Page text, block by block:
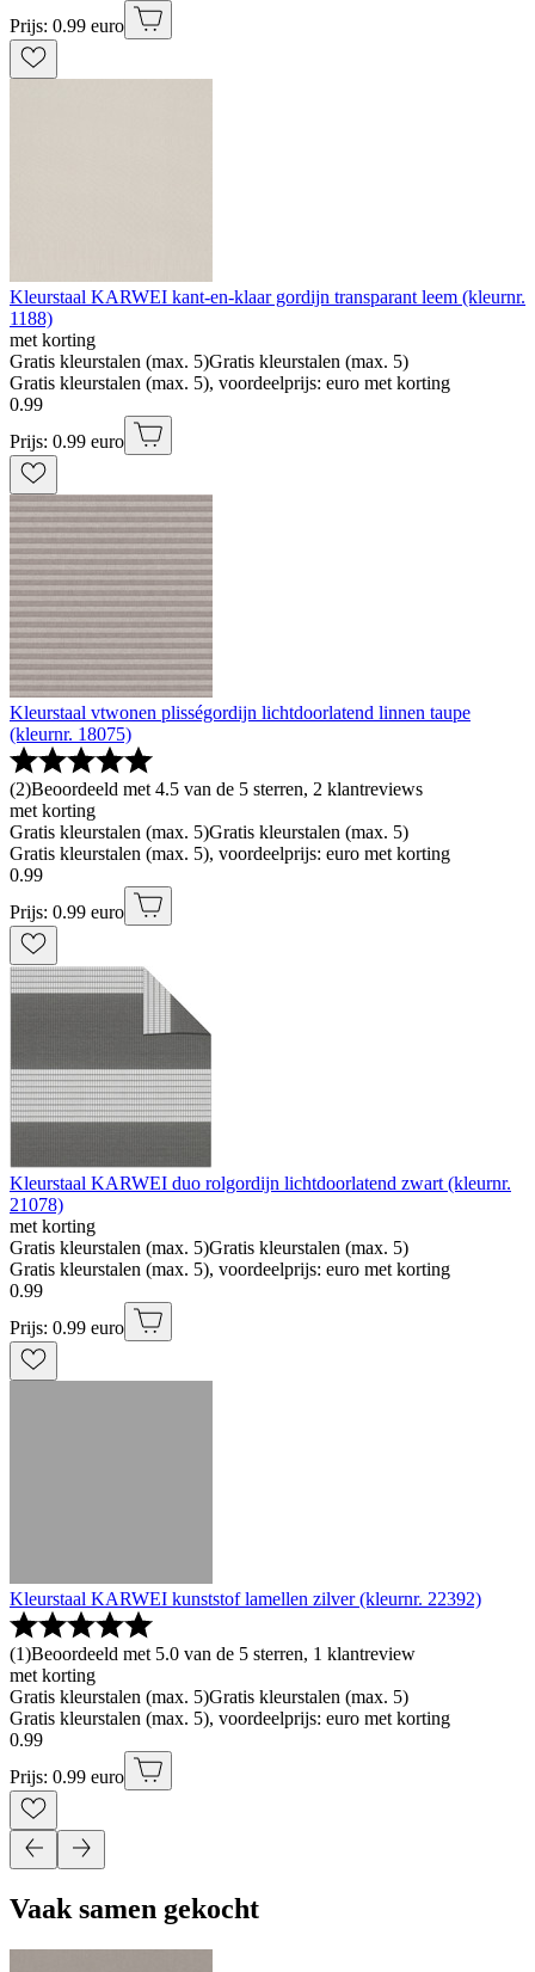
Prijs: 0.99 euro
Kleurstaal KARWEI kant-en-klaar gordijn transparant leem (kleurnr.
1188)
met korting
Gratis kleurstalen (max. 5)Gratis kleurstalen (max. 5)
Gratis kleurstalen (max. 5), voordeelprijs: euro met korting
0.99
Prijs: 0.99 euro
Kleurstaal vtwonen plisségordijn lichtdoorlatend linnen taupe
(kleurnr. 18075)
(2)Beoordeeld met 4.5 van de 5 sterren, 2 klantreviews
met korting
Gratis kleurstalen (max. 5)Gratis kleurstalen (max. 5)
Gratis kleurstalen (max. 5), voordeelprijs: euro met korting
0.99
Prijs: 0.99 euro
Kleurstaal KARWEI duo rolgordijn lichtdoorlatend zwart (kleurnr.
21078)
met korting
Gratis kleurstalen (max. 5)Gratis kleurstalen (max. 5)
Gratis kleurstalen (max. 5), voordeelprijs: euro met korting
0.99
Prijs: 0.99 euro
Kleurstaal KARWEI kunststof lamellen zilver (kleurnr. 22392)
(1)Beoordeeld met 5.0 van de 5 sterren, 1 klantreview
met korting
Gratis kleurstalen (max. 5)Gratis kleurstalen (max. 5)
Gratis kleurstalen (max. 5), voordeelprijs: euro met korting
0.99
Prijs: 0.99 euro
Vaak samen gekocht